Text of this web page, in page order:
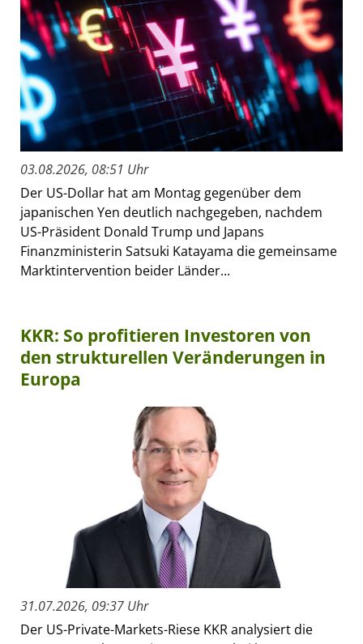
03.08.2026, 08:51 Uhr
Der US-Dollar hat am Montag gegenüber dem
japanischen Yen deutlich nachgegeben, nachdem
US-Präsident Donald Trump und Japans
Finanzministerin Satsuki Katayama die gemeinsame
Marktintervention beider Länder...
KKR: So profitieren Investoren von
den strukturellen Veränderungen in
Europa
31.07.2026, 09:37 Uhr
Der US-Private-Markets-Riese KKR analysiert die